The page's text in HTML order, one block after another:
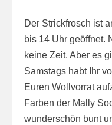
Der Strickfrosch ist
bis 14 Uhr geöffnet.
keine Zeit. Aber es
Samstags habt Ihr
Euren Wollvorrat
Farben der Mally
wunderschön bunt